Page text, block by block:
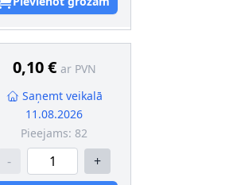
0,10 € ar PVN
Saņemt veikalā
11.08.2026
Pieejams: 82
- +